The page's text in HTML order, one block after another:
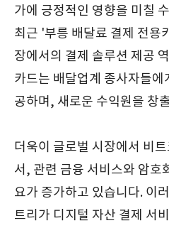
가에 긍정적인 영향을 미칠
최근 '부릉 배달료 결제 전용
장에서의 결제 솔루션 제공
카드는 배달업계 종사자들에
공하며, 새로운 수익원을 창
더욱이 글로벌 시장에서 비
서, 관련 금융 서비스와 암호
요가 증가하고 있습니다. 이
트리가 디지털 자산 결제 서